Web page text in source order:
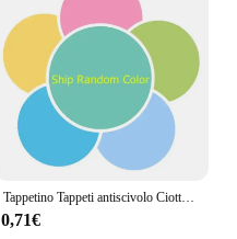
Tappetino Tappeti antiscivolo Ciottoli in rilievo Bagno nel lavabo Vasca da bagno Tappeto da pavimento laterale Doccia Zerbino Memory Foam
0,71€